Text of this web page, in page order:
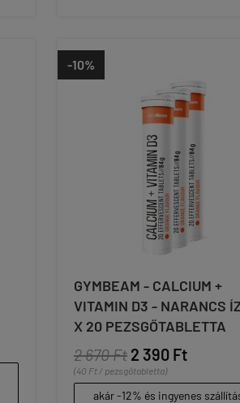
-10%
GYMBEAM - CALCIUM +
VITAMIN D3 - NARANCS
X 20 PEZSGŐTABLETTA
2 670 Ft 2 390 Ft
(40 Ft / pezsgőtabletta)
akár -12% és ingyenes